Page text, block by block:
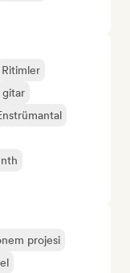
Ritimler
gitar
projesi